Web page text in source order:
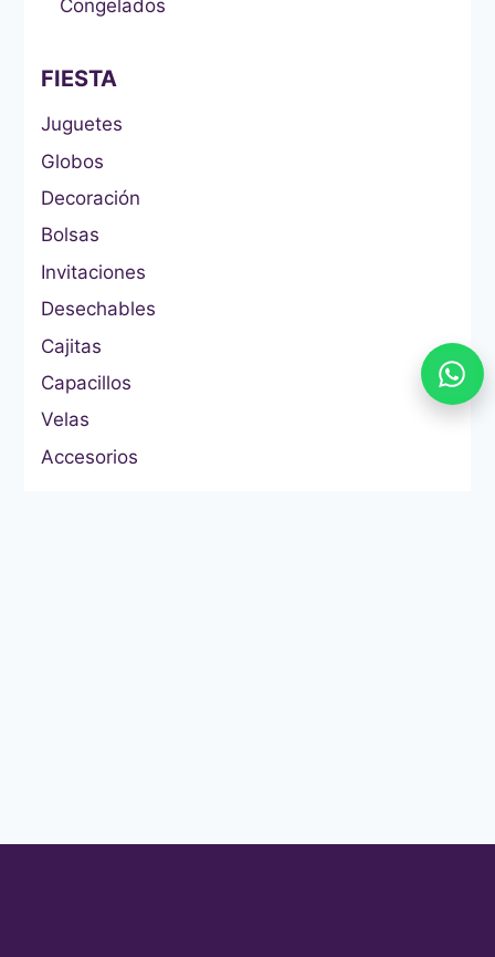
Congelados
FIESTA
Juguetes
Globos
Decoración
Bolsas
Invitaciones
Desechables
Cajitas
Capacillos
Velas
Accesorios